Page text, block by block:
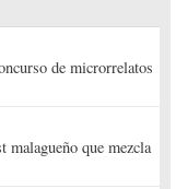
de microrrelatos
malagueño que mezcla